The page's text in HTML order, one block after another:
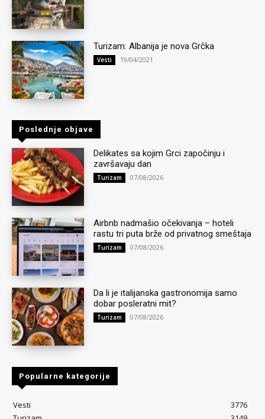
Turizam: Albanija je nova Grčka
Vesti 19/04/2021
Poslednje objave
Delikates sa kojim Grci započinju i
završavaju dan
Turizam 07/08/2026
Airbnb nadmašio očekivanja – hoteli
rastu tri puta brže od privatnog smeštaja
Turizam 07/08/2026
Da li je italijanska gastronomija samo
dobar posleratni mit?
Turizam 07/08/2026
Popularne kategorije
Vesti
3776